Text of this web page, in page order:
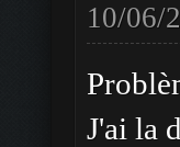
10/06/
J'ai la